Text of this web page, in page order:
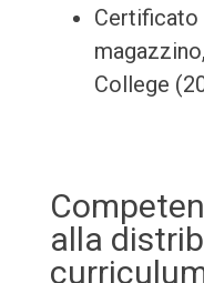
Certificato
College
alla